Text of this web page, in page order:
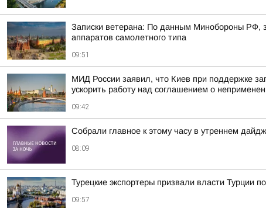
Записки ветерана: По данным Минобороны РФ,
аппаратов самолетного типа
09:51
МИД России заявил, что Киев при поддержке
ускорить работу над соглашением о
09:42
Собрали главное к этому часу в утреннем
08:09
Турецкие экспортеры призвали власти Турции
09:57